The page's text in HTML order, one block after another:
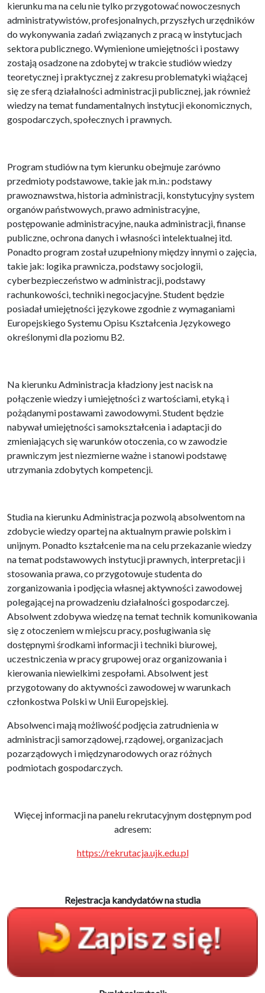
kierunku ma na celu nie tylko przygotować nowoczesnych
administratywistów, profesjonalnych, przyszłych urzędników
do wykonywania zadań związanych z pracą w instytucjach
sektora publicznego. Wymienione umiejętności i postawy
zostają osadzone na zdobytej w trakcie studiów wiedzy
teoretycznej i praktycznej z zakresu problematyki wiążącej
się ze sferą działalności administracji publicznej, jak również
wiedzy na temat fundamentalnych instytucji ekonomicznych,
gospodarczych, społecznych i prawnych.
Program studiów na tym kierunku obejmuje zarówno
przedmioty podstawowe, takie jak m.in.: podstawy
prawoznawstwa, historia administracji, konstytucyjny system
organów państwowych, prawo administracyjne,
postępowanie administracyjne, nauka administracji, finanse
publiczne, ochrona danych i własności intelektualnej itd.
Ponadto program został uzupełniony między innymi o zajęcia,
takie jak: logika prawnicza, podstawy socjologii,
cyberbezpieczeństwo w administracji, podstawy
rachunkowości, techniki negocjacyjne. Student będzie
posiadał umiejętności językowe zgodnie z wymaganiami
Europejskiego Systemu Opisu Kształcenia Językowego
określonymi dla poziomu B2.
Na kierunku Administracja kładziony jest nacisk na
połączenie wiedzy i umiejętności z wartościami, etyką i
pożądanymi postawami zawodowymi. Student będzie
nabywał umiejętności samokształcenia i adaptacji do
zmieniających się warunków otoczenia, co w zawodzie
prawniczym jest niezmierne ważne i stanowi podstawę
utrzymania zdobytych kompetencji.
Studia na kierunku Administracja pozwolą absolwentom na
zdobycie wiedzy opartej na aktualnym prawie polskim i
unijnym. Ponadto kształcenie ma na celu przekazanie wiedzy
na temat podstawowych instytucji prawnych, interpretacji i
stosowania prawa, co przygotowuje studenta do
zorganizowania i podjęcia własnej aktywności zawodowej
polegającej na prowadzeniu działalności gospodarczej.
Absolwent zdobywa wiedzę na temat technik komunikowania
się z otoczeniem w miejscu pracy, posługiwania się
dostępnymi środkami informacji i techniki biurowej,
uczestniczenia w pracy grupowej oraz organizowania i
kierowania niewielkimi zespołami. Absolwent jest
przygotowany do aktywności zawodowej w warunkach
członkostwa Polski w Unii Europejskiej.
Absolwenci mają możliwość podjęcia zatrudnienia w
administracji samorządowej, rządowej, organizacjach
pozarządowych i międzynarodowych oraz różnych
podmiotach gospodarczych.
Więcej informacji na panelu rekrutacyjnym dostępnym pod
adresem:
https://rekrutacja.ujk.edu.pl
Rejestracja kandydatów na studia